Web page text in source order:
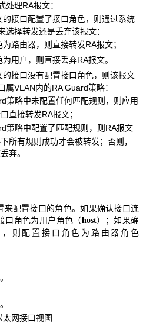
处理RA报文：
接口配置了接口角色，则通过系统
选择转发还是丢弃该报文：
路由器，则直接转发RA报文；
用户，则直接丢弃RA报文。
接口没有配置接口角色，则该报文
属VLAN内的RA Guard策略：
略中未配置任何匹配规则，则应用
直接转发RA报文；
略中配置了匹配规则，则RA报文
所有规则成功才会被转发；否则，
弃。
来配置接口的角色。如果确认接口连
口角色为用户角色（host）；如果确
则配置接口角色为路由器角色
太网接口视图